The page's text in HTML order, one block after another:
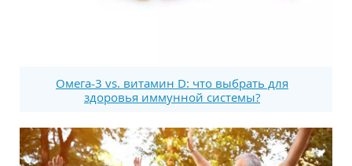
Омега-3 vs. витамин D: что выбрать для
здоровья иммунной системы?